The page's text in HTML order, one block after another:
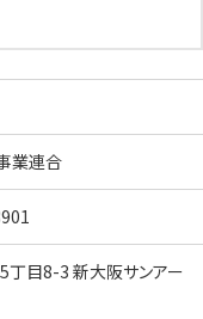
業連合
目8-3 新大阪サンアー